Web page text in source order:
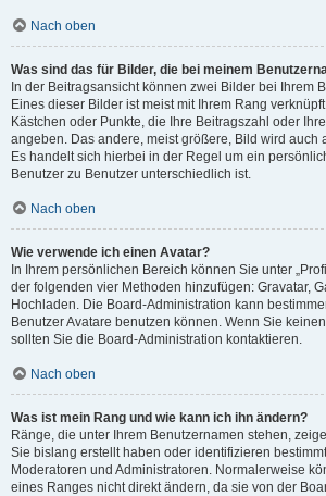
Nach oben
Was sind das für Bilder, die bei meinem
In der Beitragsansicht können zwei Bilder bei Ihrem
Eines dieser Bilder ist meist mit Ihrem Rang
Kästchen oder Punkte, die Ihre Beitragszahl oder
angeben. Das andere, meist größere, Bild wird auch
Es handelt sich hierbei in der Regel um ein
Benutzer zu Benutzer unterschiedlich ist.
Nach oben
Wie verwende ich einen Avatar?
In Ihrem persönlichen Bereich können Sie unter
der folgenden vier Methoden hinzufügen: Gravatar,
Hochladen. Die Board-Administration kann
Benutzer Avatare benutzen können. Wenn Sie
sollten Sie die Board-Administration kontaktieren.
Nach oben
Was ist mein Rang und wie kann ich ihn ändern?
Ränge, die unter Ihrem Benutzernamen stehen,
Sie bislang erstellt haben oder identifizieren
Moderatoren und Administratoren. Normalerweise
eines Ranges nicht direkt ändern, da sie von der